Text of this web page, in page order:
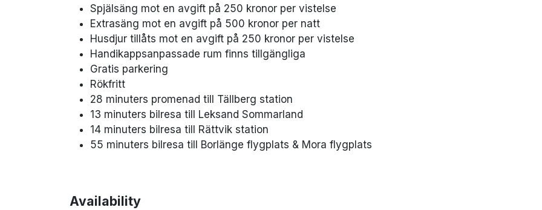
Spjälsäng mot en avgift på 250 kronor per vistelse
Extrasäng mot en avgift på 500 kronor per natt
Husdjur tillåts mot en avgift på 250 kronor per vistelse
Handikappsanpassade rum finns tillgängliga
Gratis parkering
Rökfritt
28 minuters promenad till Tällberg station
13 minuters bilresa till Leksand Sommarland
14 minuters bilresa till Rättvik station
55 minuters bilresa till Borlänge flygplats & Mora flygplats
Availability